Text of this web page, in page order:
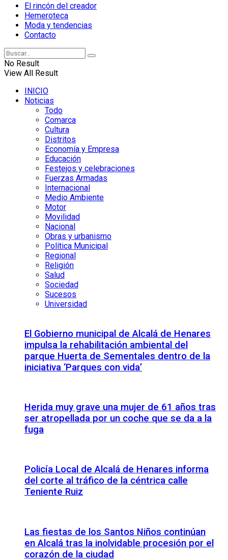
El rincón del creador
Hemeroteca
Moda y tendencias
Contacto
No Result
View All Result
INICIO
Noticias
Todo
Comarca
Cultura
Distritos
Economía y Empresa
Educación
Festejos y celebraciones
Fuerzas Armadas
Internacional
Medio Ambiente
Motor
Movilidad
Nacional
Obras y urbanismo
Política Municipal
Regional
Religión
Salud
Sociedad
Sucesos
Universidad
El Gobierno municipal de Alcalá de Henares
impulsa la rehabilitación ambiental del
parque Huerta de Sementales dentro de la
iniciativa ‘Parques con vida’
Herida muy grave una mujer de 61 años tras
ser atropellada por un coche que se da a la
fuga
Policía Local de Alcalá de Henares informa
del corte al tráfico de la céntrica calle
Teniente Ruiz
Las fiestas de los Santos Niños continúan
en Alcalá tras la inolvidable procesión por el
corazón de la ciudad